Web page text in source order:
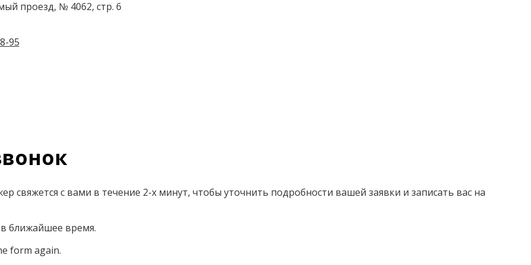
проезд, № 4062, стр. 6
95
с вами в течение 2-х минут, чтобы уточнить подробности вашей заявки и записать вас на
ближайшее время.
form again.